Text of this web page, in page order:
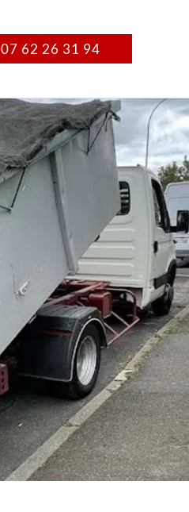
07 62 26 31 94